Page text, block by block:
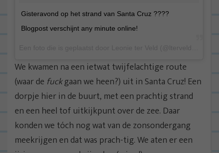
Gisteravond op het strand van Santa Cruz ????
Blogpost verschijnt any minute online!
We kwamen na een ietwat twijfelachtige route
(waar de fuckgaan we heen?) uit in Santa Cruz! Een
dorpje hier in de buurt, met een prachtig strand
en een heel tof uitkijkpunt over de zee. Daar
konden we tóch nog wat van de zonsondergang
meekrijgen en dat was prach-tig. We aten er een